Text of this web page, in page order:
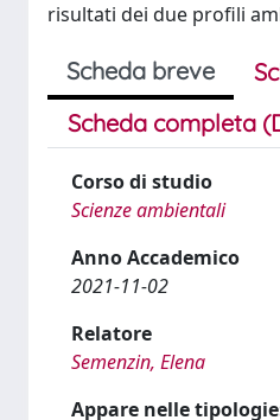
risultati dei due profili
Scheda breve
Scheda completa
Corso di studio
Scienze ambientali
Anno Accademico
2021-11-02
Relatore
Semenzin, Elena
Appare nelle